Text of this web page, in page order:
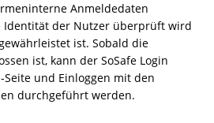
Anmeldedaten
Identität der Nutzer überprüft wird
ist. Sobald die
ist, kann der SoSafe Login
und Einloggen mit den
durchgeführt werden.